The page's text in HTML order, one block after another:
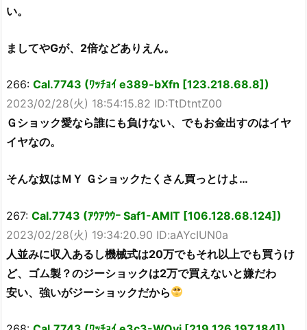
い。
ましてやGが、2倍などありえん。
266: Cal.7743 (ﾜｯﾁｮｲ e389-bXfn [123.218.68.8])
2023/02/28(火) 18:54:15.82 ID:TtDtntZ00
Ｇショック愛なら誰にも負けない、でもお金出すのはイヤ
イヤなの。
そんな奴はＭＹ Ｇショックたくさん買っとけよ…
267: Cal.7743 (ｱｳｱｳｳｰ Saf1-AMIT [106.128.68.124])
2023/02/28(火) 19:34:20.90 ID:aAYcIUN0a
人並みに収入あるし機械式は20万でもそれ以上でも買うけ
ど、ゴム製？のジーショックは2万で買えないと嫌だわ
安い、強いがジーショックだから